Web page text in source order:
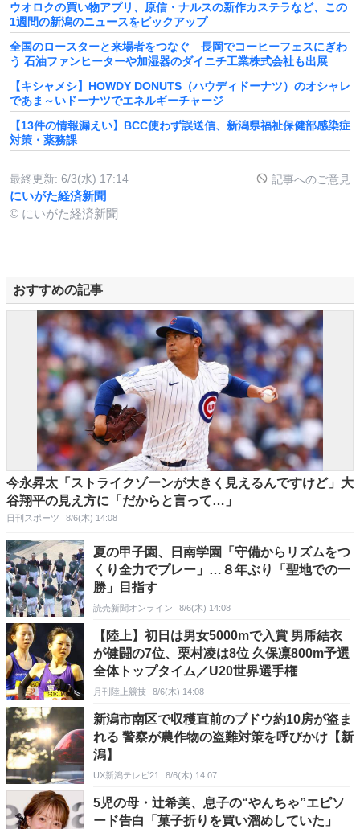
ウオロクの買い物アプリ、原信・ナルスの新作カステラなど、この
1週間の新潟のニュースをピックアップ
全国のロースターと来場者をつなぐ 長岡でコーヒーフェスにぎわ
う 石油ファンヒーターや加湿器のダイニチ工業株式会社も出展
【キシャメシ】HOWDY DONUTS（ハウディドーナツ）のオシャレ
であま～いドーナツでエネルギーチャージ
【13件の情報漏えい】BCC使わず誤送信、新潟県福祉保健部感染症
対策・薬務課
最終更新: 6/3(水) 17:14 記事へのご意見
にいがた経済新聞
© にいがた経済新聞
おすすめの記事
今永昇太「ストライクゾーンが大きく見えるんですけど」大
谷翔平の見え方に「だからと言って…」
日刊スポーツ 8/6(木) 14:08
夏の甲子園、日南学園「守備からリズムをつ
くり全力でプレー」…８年ぶり「聖地での一
勝」目指す
読売新聞オンライン 8/6(木) 14:08
【陸上】初日は男女5000mで入賞 男乕結衣
が健闘の7位、栗村凌は8位 久保凛800m予選
全体トップタイム／U20世界選手権
月刊陸上競技 8/6(木) 14:08
新潟市南区で収穫直前のブドウ約10房が盗ま
れる 警察が農作物の盗難対策を呼びかけ【新
潟】
UX新潟テレビ21 8/6(木) 14:07
5児の母・辻希美、息子の“やんちゃ”エピソ
ード告白「菓子折りを買い溜めしていた」